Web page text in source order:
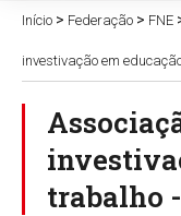
Início > Federação > FNE
investivação em
trabalho